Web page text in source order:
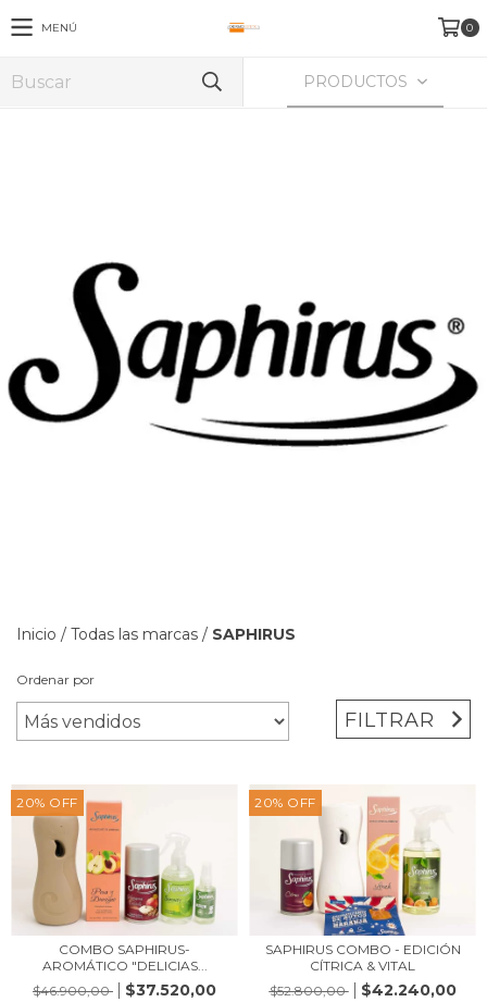
MENÚ 0
PRODUCTOS
Inicio / Todas las marcas / SAPHIRUS
Ordenar por
FILTRAR
20% OFF
COMBO SAPHIRUS-
AROMÁTICO "DELICIAS...
$46.900,00
$37.520,00
20% OFF
SAPHIRUS COMBO - EDICIÓN
CÍTRICA & VITAL
$52.800,00
$42.240,00